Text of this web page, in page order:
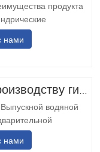
продукта
труба с
устойчивыми
в шахтах. 2.
для резервного
с…
нами
водяной
модульную
и удобную в
нами